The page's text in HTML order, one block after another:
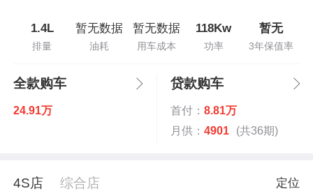
1.4L
排量
暂无数据
油耗
暂无数据
用车成本
118Kw
功率
暂无
3年保值率
全款购车
24.91万
贷款购车
首付： 8.81万
月供： 4901 (共36期)
4S店 综合店 定位